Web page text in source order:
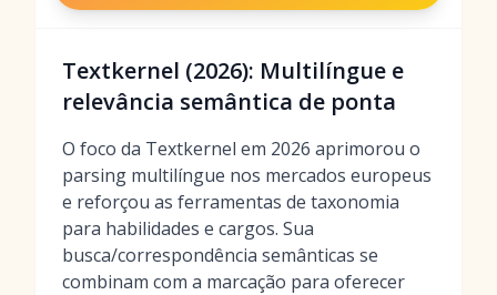
Textkernel (2026): Multilíngue e
relevância semântica de ponta
O foco da Textkernel em 2026 aprimorou o
parsing multilíngue nos mercados europeus
e reforçou as ferramentas de taxonomia
para habilidades e cargos. Sua
busca/correspondência semânticas se
combinam com a marcação para oferecer